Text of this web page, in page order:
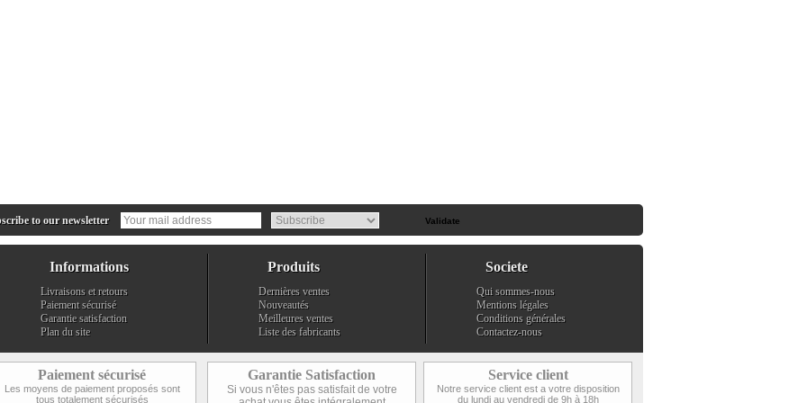
to our newsletter
Informations
Livraisons et retours
Paiement sécurisé
Garantie satisfaction
Plan du site
Produits
Dernières ventes
Nouveautés
Meilleures ventes
Liste des fabricants
Societe
Qui sommes-nous
Mentions légales
Conditions générales
Contactez-nous
Paiement sécurisé
Les moyens de paiement proposés sont
tous totalement sécurisés
Garantie Satisfaction
Si vous n'êtes pas satisfait de votre
Service client
Notre service client est a votre disposition
du lundi au vendredi de 9h à 18h